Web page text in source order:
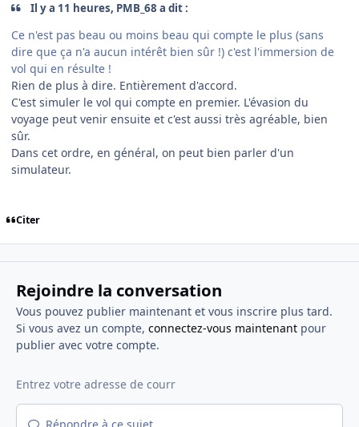
Il y a 11 heures, PMB_68 a dit :
Ce n'est pas beau ou moins beau qui compte le plus (sans
dire que ça n'a aucun intérêt bien sûr !) c'est l'immersion de
vol qui en résulte !
Rien de plus à dire. Entièrement d'accord.
C'est simuler le vol qui compte en premier. L'évasion du
voyage peut venir ensuite et c'est aussi très agréable, bien
sûr.
Dans cet ordre, en général, on peut bien parler d'un
simulateur.
Citer
Rejoindre la conversation
Vous pouvez publier maintenant et vous inscrire plus tard.
Si vous avez un compte, connectez-vous maintenantpour
publier avec votre compte.
Répondre à ce sujet…